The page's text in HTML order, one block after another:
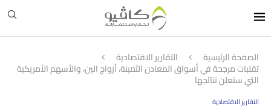
الصفحة الرئيسية التقارير الاقتصادية
تقلبات مرجحة في أسواق المعادن الثمينة، أزواج الين، والأسهم الأمريكية
التي ستعلن نتائجها
التقارير الاقتصادية